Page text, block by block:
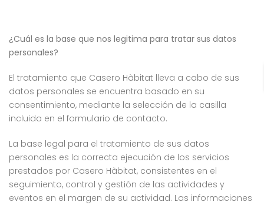
¿Cuál es la base que nos legitima para tratar sus datos
personales?
El tratamiento que Casero Hàbitat lleva a cabo de sus
datos personales se encuentra basado en su
consentimiento, mediante la selección de la casilla
incluida en el formulario de contacto.
La base legal para el tratamiento de sus datos
personales es la correcta ejecución de los servicios
prestados por Casero Hàbitat, consistentes en el
seguimiento, control y gestión de las actividades y
eventos en el margen de su actividad. Las informaciones